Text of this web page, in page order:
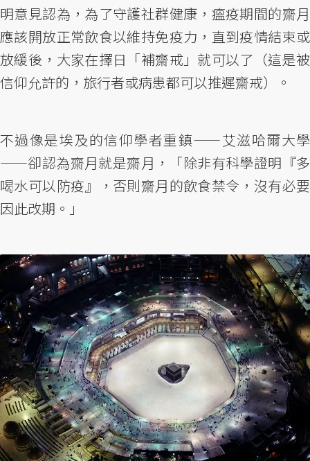
明意見認為，為了守護社群健康，瘟疫期間的齋月
應該開放正常飲食以維持免疫力，直到疫情結束或
放緩後，大家在擇日「補齋戒」就可以了（這是被
信仰允許的，旅行者或病患都可以推遲齋戒）。
不過像是埃及的信仰學者重鎮——艾滋哈爾大學
——卻認為齋月就是齋月，「除非有科學證明『多
喝水可以防疫』，否則齋月的飲食禁令，沒有必要
因此改期。」